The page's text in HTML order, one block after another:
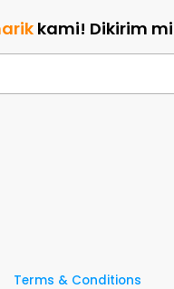
kami! Dikirim
Terms & Conditions